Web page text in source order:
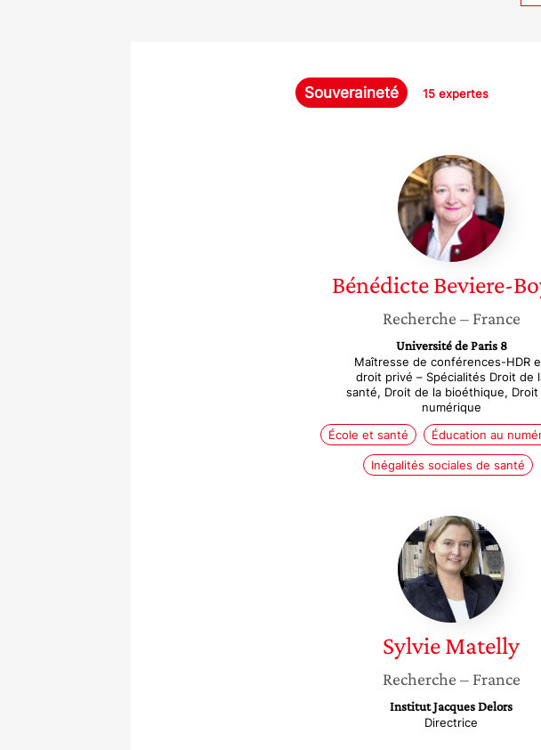
Souveraineté 15 expertes
Bénédicte
Beviere-
Boyer
BénédicteBeviere-
Recherche – France
Université de Paris 8
Maîtresse de conférences-HDR
droit privé – Spécialités Droit de
santé, Droit de la bioéthique, Droit
numérique
École et santé
Éducation au
Inégalités sociales de santé
Sylvie
Matelly
SylvieMatelly
Recherche – France
Institut Jacques Delors
Directrice